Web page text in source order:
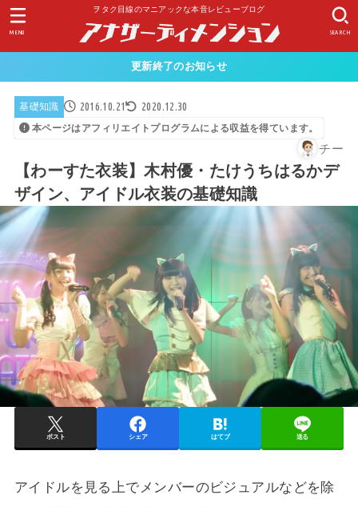
ヲタク目線のマニアックな本音レビューブログ
SEARCH
MENU
更新終了のお知らせ
基礎知識 2016.10.21 2020.12.30
本ページはアフィリエイトプログラムによる収益を得ています。
チー
【わーすた衣装】木村優・たけうちはるかデ
ザイン、アイドル衣装の基礎知識
ポスト シェア はてブ 送る
アイドルを見る上でメンバーのビジュアルなどを除